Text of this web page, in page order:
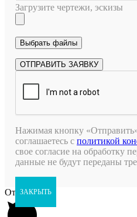
Загрузите чертежи, эскизы
Нажимая кнопку
соглашаетесь с политикой
свое согласие на обработку
данные не будут переданы
ЗАКРЫТЬ
Открыть чат